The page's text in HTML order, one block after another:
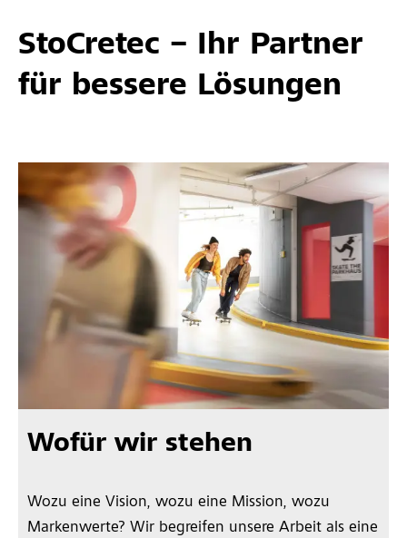
StoCretec – Ihr Partner
für bessere Lösungen
Wofür wir stehen
Wozu eine Vision, wozu eine Mission, wozu
Markenwerte? Wir begreifen unsere Arbeit als eine